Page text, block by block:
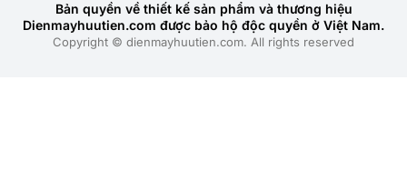
Copyright © dienmayhuutien.com. All rights reserved
Bản quyền về thiết kế sản phẩm và thương hiệu
Dienmayhuutien.com được bảo hộ độc quyền ở Việt Nam.